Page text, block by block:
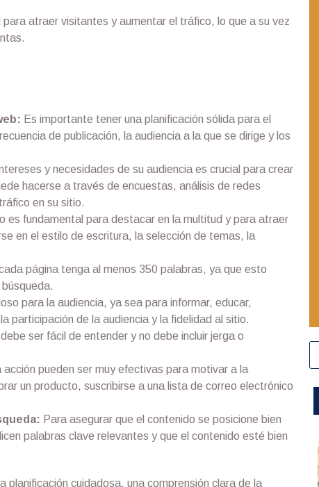
atraer visitantes y aumentar el tráfico, lo que a su vez
Es importante tener una planificación sólida para el
de publicación, la audiencia a la que se dirige y los
y necesidades de su audiencia es crucial para crear
hacerse a través de encuestas, análisis de redes
en su sitio.
es fundamental para destacar en la multitud y para atraer
en el estilo de escritura, la selección de temas, la
página tenga al menos 350 palabras, ya que esto
para la audiencia, ya sea para informar, educar,
participación de la audiencia y la fidelidad al sitio.
ser fácil de entender y no debe incluir jerga o
acción pueden ser muy efectivas para motivar a la
un producto, suscribirse a una lista de correo electrónico
Para asegurar que el contenido se posicione bien
palabras clave relevantes y que el contenido esté bien
planificación cuidadosa, una comprensión clara de la